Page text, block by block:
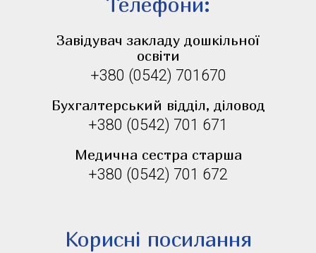
Завідувач закладу дошкільної
освіти
+380 (0542) 701670
Бухгалтерський відділ, діловод
+380 (0542) 701 671
Медична сестра старша
+380 (0542) 701 672
Корисні посилання